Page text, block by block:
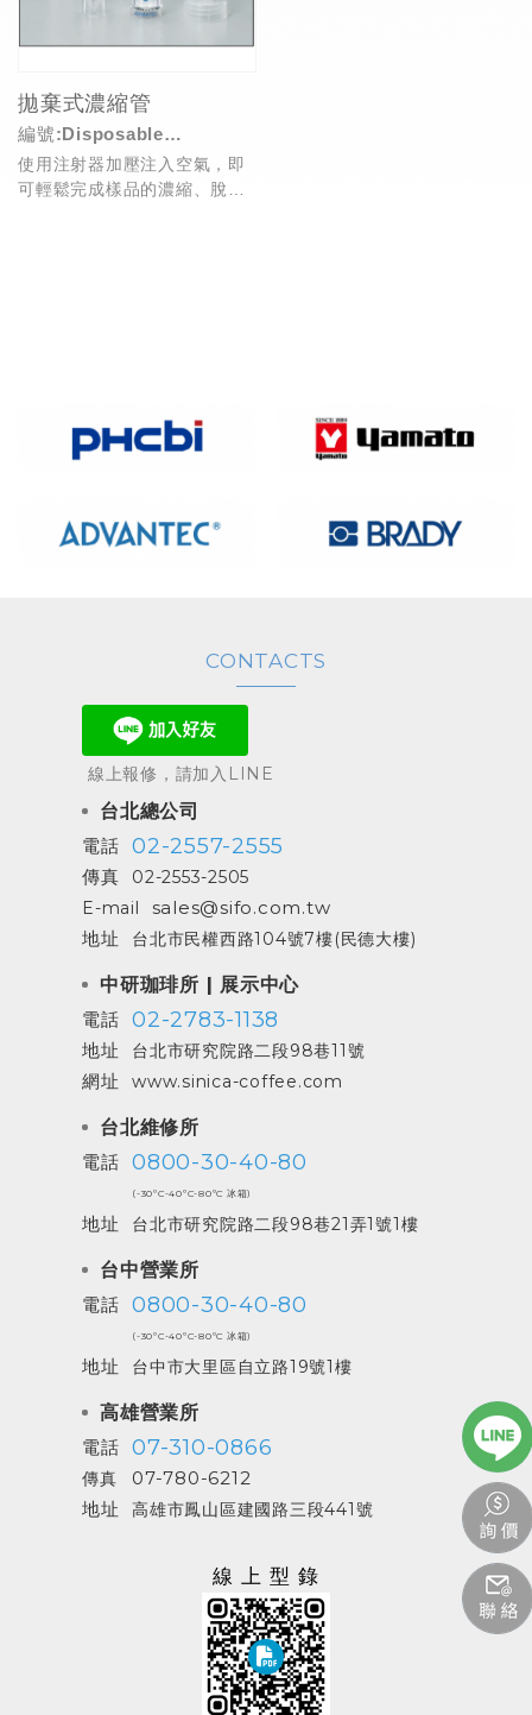
拋棄式濃縮管
編號:Disposable
Ultrafilter Units
使用注射器加壓注入空氣，即
可輕鬆完成樣品的濃縮、脫鹽
CONTACTS
線上報修，請加入LINE
台北總公司
電話 02-2557-2555
傳真
02-2553-2505
E-mail
sales@sifo.com.tw
地址
台北市民權西路104號7樓(民德大樓)
中研珈琲所 | 展示中心
電話 02-2783-1138
地址 台北市研究院路二段98巷11號
網址 www.sinica-coffee.com
台北維修所
電話 0800-30-40-80
(-30ºC-40ºC-80ºC 冰箱)
地址 台北市研究院路二段98巷21弄1號1樓
台中營業所
電話 0800-30-40-80
(-30ºC-40ºC-80ºC 冰箱)
地址 台中市大里區自立路19號1樓
高雄營業所
電話 07-310-0866
傳真
07-780-6212
地址
高雄市鳳山區建國路三段441號
線上型錄